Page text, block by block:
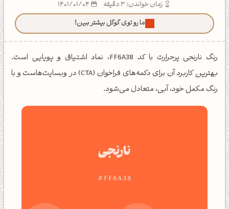
زمان خواندن: 3 دقیقه
ما رو توی گوگل بیشتر ببین!
رنگ نارنجی پرحرارت با کد FF6A38، نماد اشتیاق و پویایی است.
بهترین کاربرد آن برای دکمه‌های فراخوان (CTA) در وبسایت‌هاست و با
رنگ مکمل خود، آبی، متعادل می‌شود.